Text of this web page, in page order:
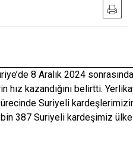
8 Aralık 2024
hız kazandığını belirtti.
Suriyeli kardeşlerimizin
387 Suriyeli kardeşimiz